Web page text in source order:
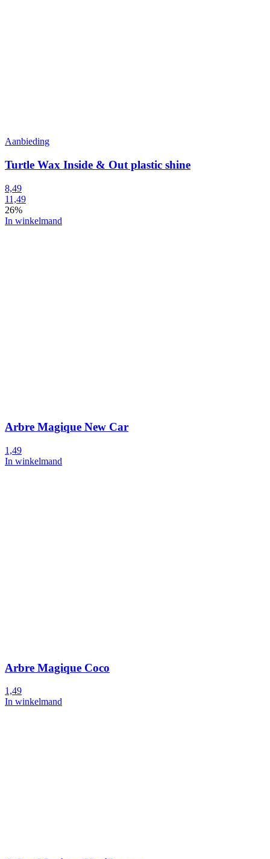
Aanbieding
Turtle Wax Inside & Out plastic shine
8,49
11,49
26%
In winkelmand
Arbre Magique New Car
1,49
In winkelmand
Arbre Magique Coco
1,49
In winkelmand